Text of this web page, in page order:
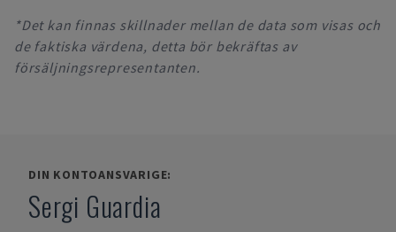
*Det kan finnas skillnader mellan de data som visas och
de faktiska värdena, detta bör bekräftas av
försäljningsrepresentanten.
DIN KONTOANSVARIGE:
Sergi Guardia